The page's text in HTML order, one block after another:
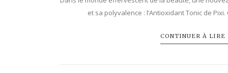
et sa polyvalence : l’Antioxidant Tonic de
CONTINUER À LIRE